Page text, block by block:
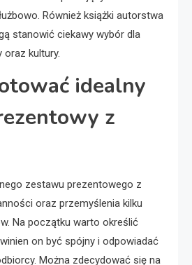
Również książki autorstwa
stanowić ciekawy wybór dla
oraz kultury.
idealny
z
zestawu prezentowego z
oraz przemyślenia kilku
Na początku warto określić
on być spójny i odpowiadać
Można zdecydować się na